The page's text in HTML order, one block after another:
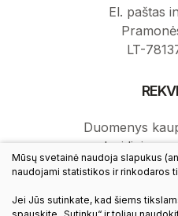
El. paštas
LT-
Duomenys
Juridinių
Juridinio asmens
Mūsų svetainė naudoja slapukus
naudojami statistikos ir rinkodaros
Jei Jūs sutinkate, kad šiems